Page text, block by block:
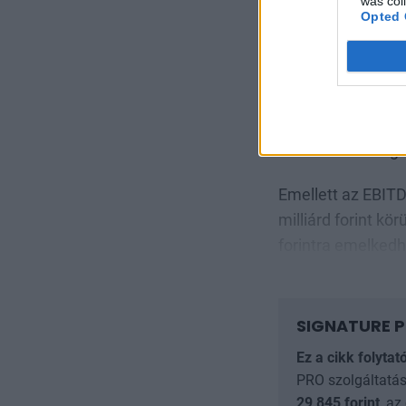
Opted
A jelentés
várhatóan 5-10
százalékkal
Emellett az
milliárd forint
SIGNATURE
Ez a cikk
PRO